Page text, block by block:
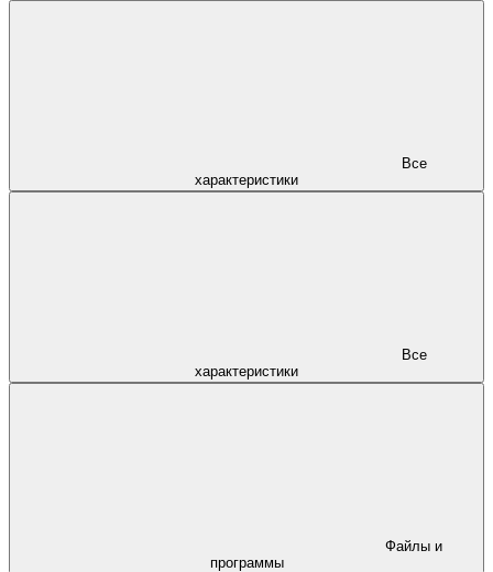
характеристики
характеристики
программы